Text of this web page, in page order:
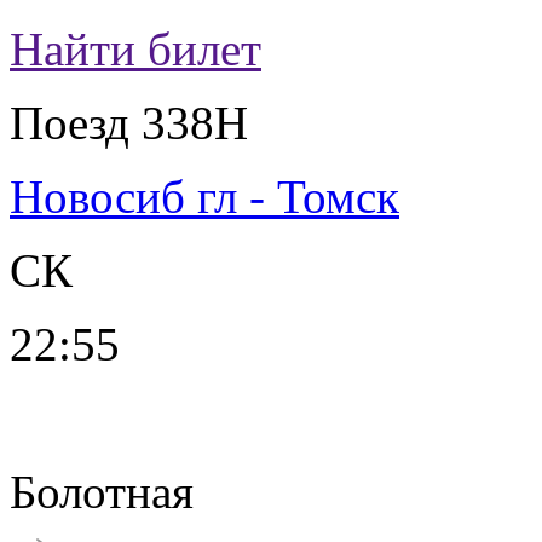
Найти билет
Поезд 338Н
Новосиб гл - Томск
СК
22:55
Болотная